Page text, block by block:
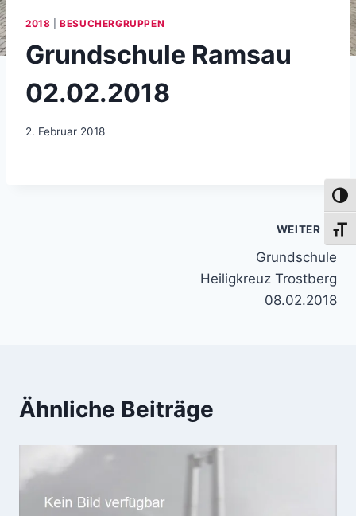
2018 |BESUCHERGRUPPEN
Grundschule Ramsau
02.02.2018
2. Februar 2018
WEITER
Grundschule
Heiligkreuz Trostberg
08.02.2018
Ähnliche Beiträge